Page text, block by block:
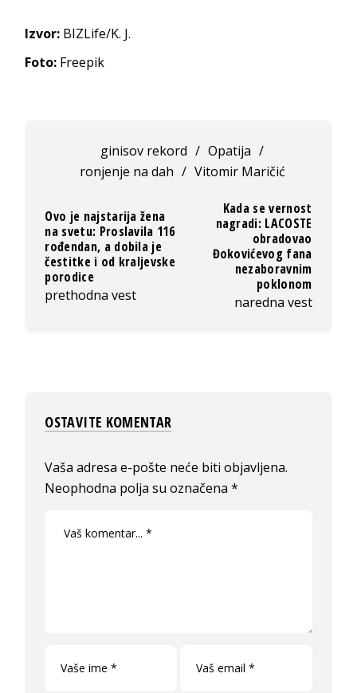
Izvor: BIZLife/K. J.
Foto: Freepik
ginisov rekord / Opatija /
ronjenje na dah / Vitomir Maričić
Ovo je najstarija žena
na svetu: Proslavila 116
rođendan, a dobila je
čestitke i od kraljevske
porodice
prethodna vest
Kada se vernost
nagradi: LACOSTE
obradovao
Đokovićevog fana
nezaboravnim
poklonom
naredna vest
OSTAVITE KOMENTAR
Vaša adresa e-pošte neće biti objavljena.
Neophodna polja su označena*